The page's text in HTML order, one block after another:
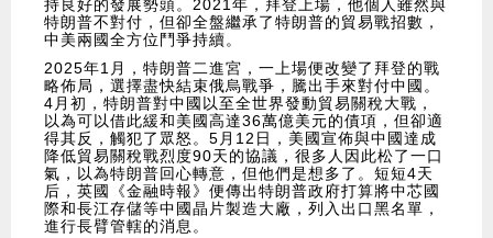
持良好的發展勢頭。2021年，拜登上場，他個人雖然與
特朗普不對付，但卻全盤繼承了特朗普的貿易戰招數，
中美兩國全方位鬥爭持續。
2025年1月，特朗普二進宮，一上場便改變了拜登的戰
略佈局，選擇盡快結束俄烏戰爭，騰出手來對付中國。
4月初，特朗普對中國以至全世界發動貿易關稅大戰，
以為可以借此緩和美國高達36萬億美元的債項，但卻適
得其反，觸犯了眾怒。5月12日，美國宣佈與中國達成
降低貿易關稅戰烈度90天的協議，很多人因此松了一口
氣，以為特朗普回心轉意，但他們是想多了。短短4天
后，英國《金融時報》便傳出特朗普政府打算將中芯國
際和長江存儲等中國晶片製造大廠，列入出口黑名單，
進行長臂管轄的消息。